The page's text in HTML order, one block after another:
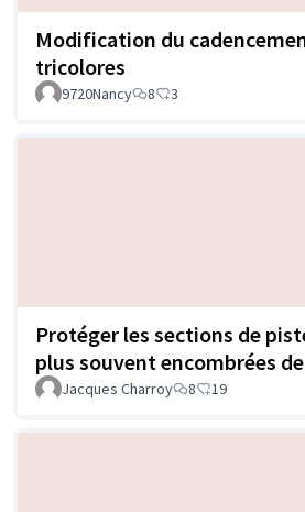
Modification du
tricolores
9720Nancy 8 3
Protéger les sections de
plus souvent encombrées
Jacques Charroy 8 19